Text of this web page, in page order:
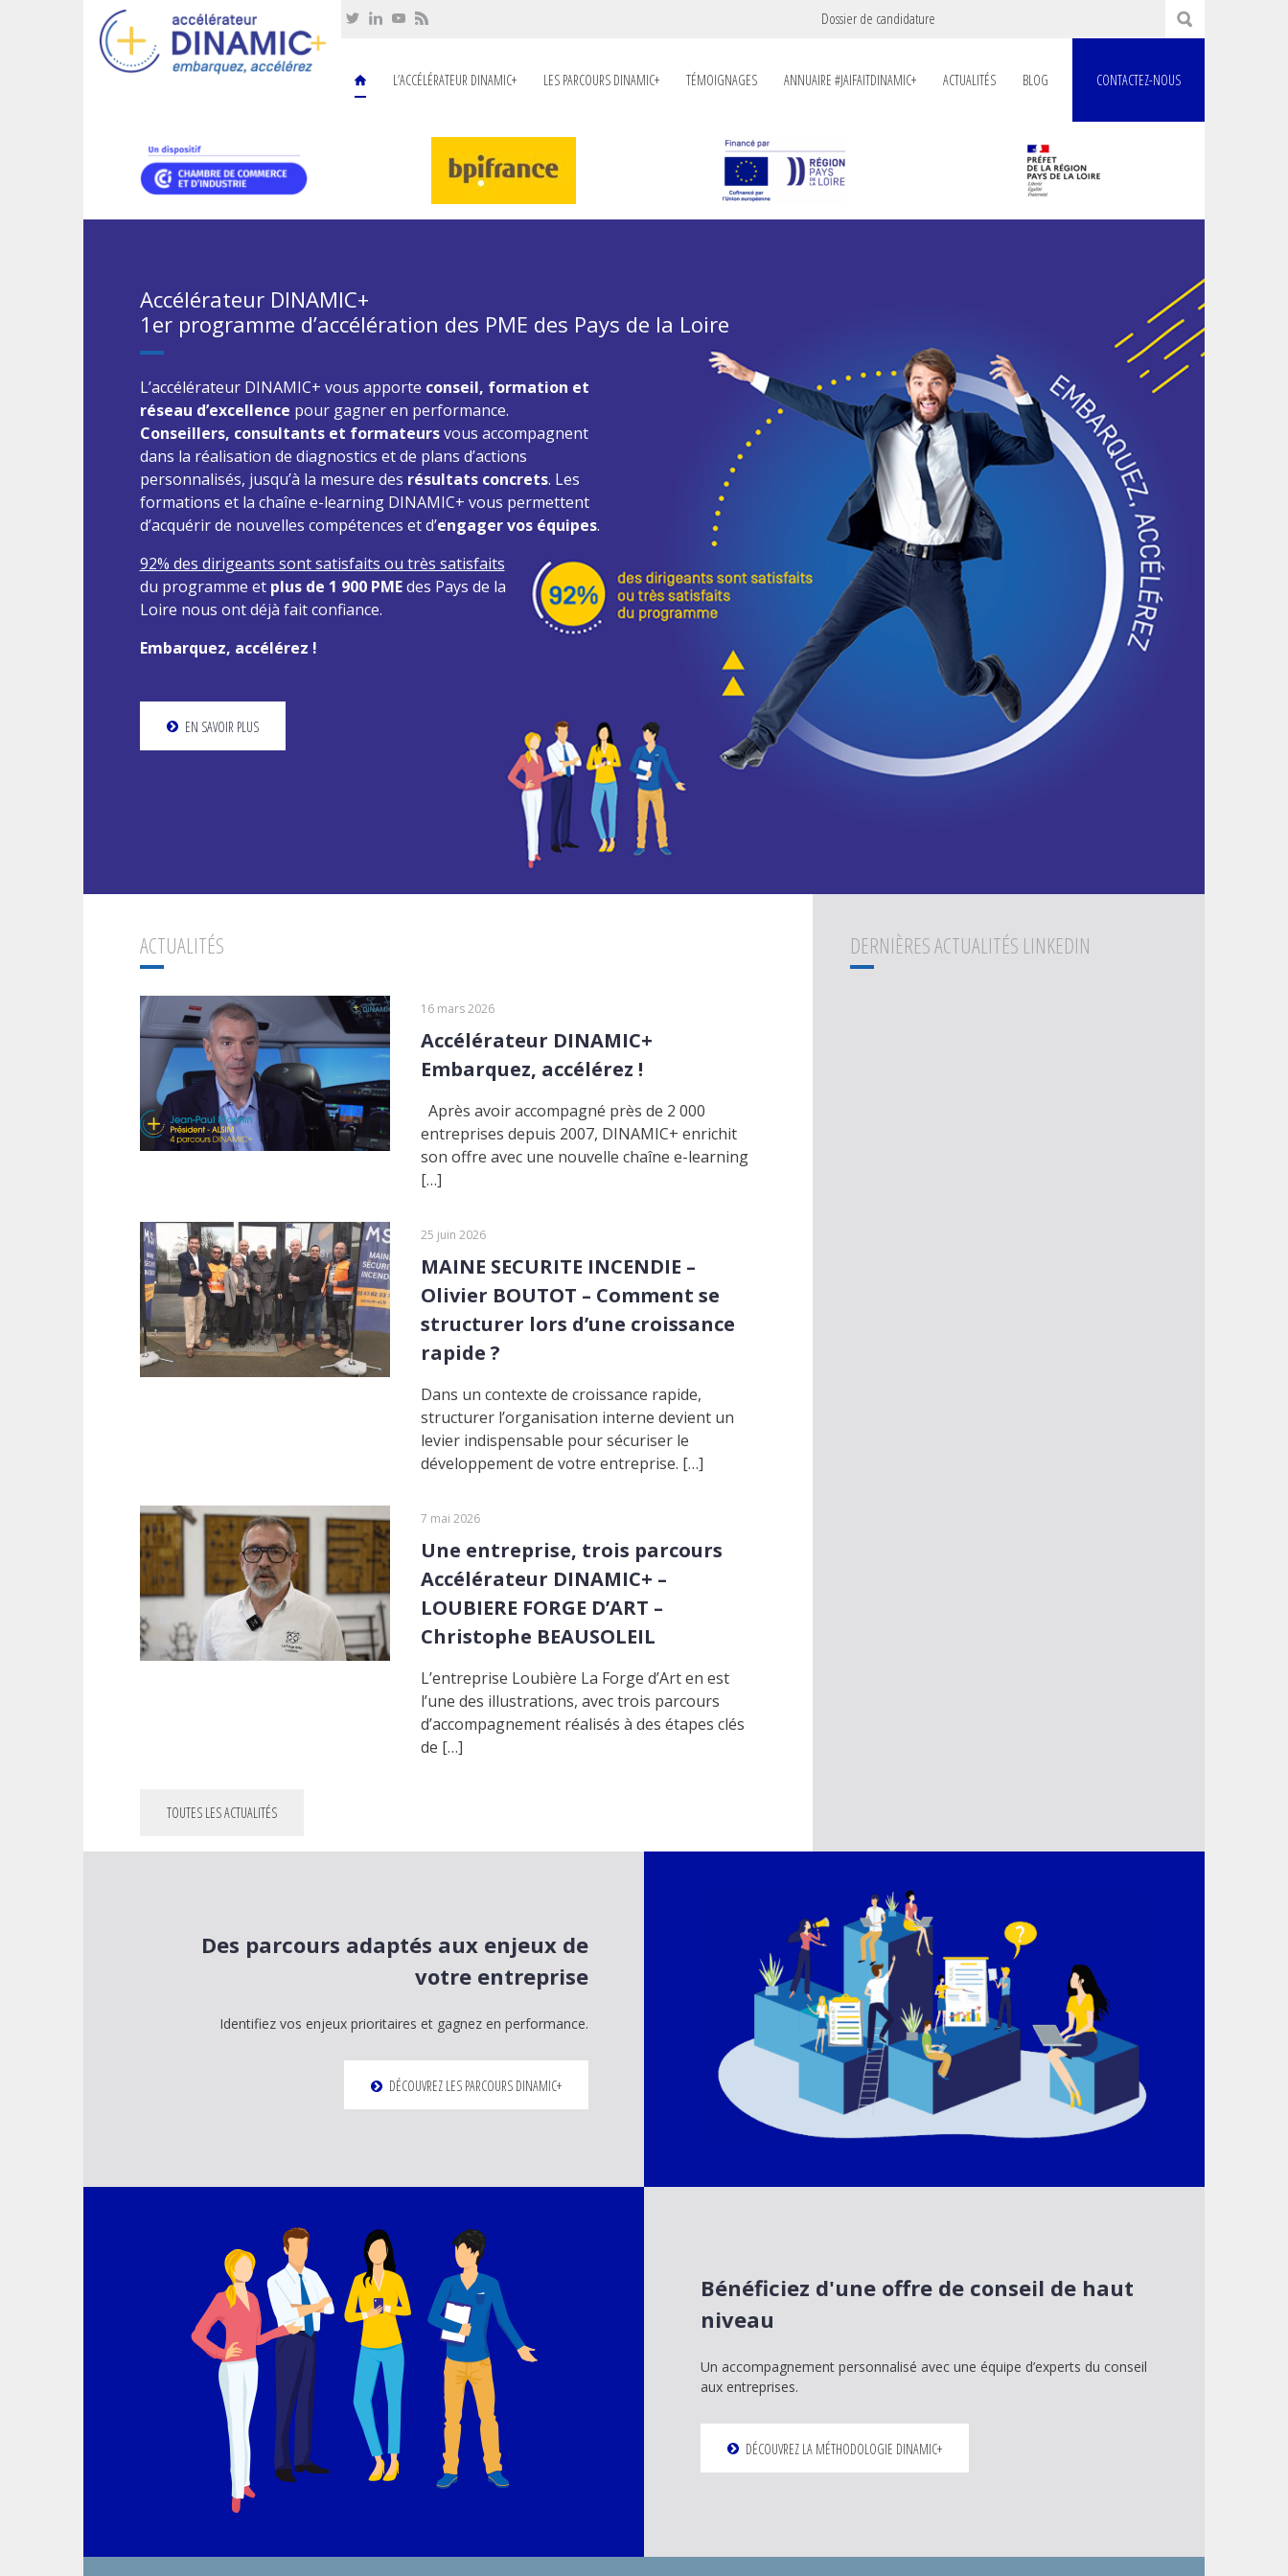
Dossier de candidature
L’ACCÉLÉRATEUR DINAMIC+ LES PARCOURS DINAMIC+ TÉMOIGNAGES ANNUAIRE #JAIFAITDINAMIC+ ACTUALITÉS BLOG CONTACTEZ-NOUS
Accélérateur DINAMIC+
1er programme d’accélération des PME des Pays de la Loire
L’accélérateur DINAMIC+ vous apporte conseil, formation et
réseau d’excellence pour gagner en performance.
Conseillers, consultants et formateursvous accompagnent
dans la réalisation de diagnostics et de plans d’actions
personnalisés, jusqu’à la mesure des résultats concrets. Les
formations et la chaîne e-learning DINAMIC+ vous permettent
d’acquérir de nouvelles compétences et d’engager vos équipes.
92% des dirigeants sont satisfaits ou très satisfaits
du programme et plus de 1 900 PMEdes Pays de la
Loire nous ont déjà fait confiance.
Embarquez, accélérez !
EN SAVOIR PLUS
ACTUALITÉS
16 mars 2026
Accélérateur DINAMIC+
Embarquez, accélérez !
Après avoir accompagné près de 2 000
entreprises depuis 2007, DINAMIC+ enrichit
son offre avec une nouvelle chaîne e-learning
[…]
25 juin 2026
MAINE SECURITE INCENDIE –
Olivier BOUTOT – Comment se
structurer lors d’une croissance
rapide ?
Dans un contexte de croissance rapide,
structurer l’organisation interne devient un
levier indispensable pour sécuriser le
développement de votre entreprise. […]
7 mai 2026
Une entreprise, trois parcours
Accélérateur DINAMIC+ –
LOUBIERE FORGE D’ART –
Christophe BEAUSOLEIL
L’entreprise Loubière La Forge d’Art en est
l’une des illustrations, avec trois parcours
d’accompagnement réalisés à des étapes clés
de […]
TOUTES LES ACTUALITÉS
DERNIÈRES ACTUALITÉS LINKEDIN
Des parcours adaptés aux enjeux de
votre entreprise
Identifiez vos enjeux prioritaires et gagnez en performance.
DÉCOUVREZ LES PARCOURS DINAMIC+
Bénéficiez d'une offre de conseil de haut
niveau
Un accompagnement personnalisé avec une équipe d’experts du conseil
aux entreprises.
DÉCOUVREZ LA MÉTHODOLOGIE DINAMIC+
Cookies management panel